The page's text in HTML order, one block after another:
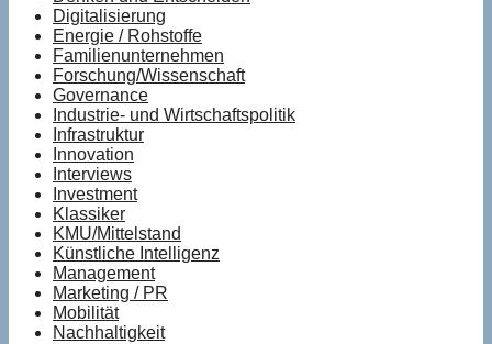
Digitalisierung
Energie / Rohstoffe
Familienunternehmen
Forschung/Wissenschaft
Governance
Industrie- und Wirtschaftspolitik
Infrastruktur
Innovation
Interviews
Investment
Klassiker
KMU/Mittelstand
Künstliche Intelligenz
Management
Marketing / PR
Mobilität
Nachhaltigkeit